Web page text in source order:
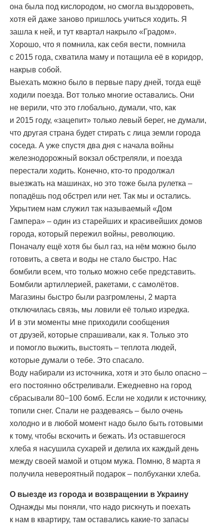
она была под кислородом, но смогла выздороветь,
хотя ей даже заново пришлось учиться ходить. Я
зашла к ней, и тут квартал накрыло «Градом».
Хорошо, что я помнила, как себя вести, помнила
с 2015 года, схватила маму и потащила её в коридор,
накрыв собой.
Выехать можно было в первые пару дней, тогда ещё
ходили поезда. Вот только многие оставались. Они
не верили, что это глобально, думали, что, как
и 2015 году, «зацепит» только левый берег, не думали,
что другая страна будет стирать с лица земли города
соседа. А уже спустя два дня с начала войны
железнодорожный вокзал обстреляли, и поезда
перестали ходить. Конечно, кто-то продолжал
выезжать на машинах, но это тоже была рулетка –
попадёшь под обстрел или нет. Так мы и остались.
Укрытием нам служил так называемый «Дом
Гампера» – один из старейших и красивейших домов
города, который пережил войны, революцию.
Поначалу ещё хотя бы был газ, на нём можно было
готовить, а света и воды не стало быстро. Нас
бомбили всем, что только можно себе представить.
Бомбили артиллерией, ракетами, с самолётов.
Магазины быстро были разгромлены, 2 марта
отключилась связь, мы ловили её только изредка.
И в эти моменты мне приходили сообщения
от друзей, которые спрашивали, как я. Только это
и помогло выжить, выстоять – теплота людей,
которые думали о тебе. Это спасало.
Воду набирали из источника, хотя и это было опасно –
его постоянно обстреливали. Ежедневно на город
сбрасывали 80−100 бомб. Если не ходили к источнику,
топили снег. Спали не раздеваясь – было очень
холодно и в любой момент надо было быть готовыми
к тому, чтобы вскочить и бежать. Из оставшегося
хлеба я насушила сухарей и делила их каждый день
между своей мамой и отцом мужа. Помню, 8 марта я
получила невероятный подарок – полбуханки хлеба.
О выезде из города и возвращении в Украину
Однажды мы поняли, что надо рискнуть и поехать
к нам в квартиру, там оставались какие-то запасы